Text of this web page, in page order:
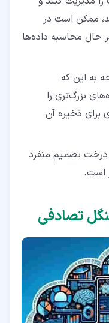
ممکن است در
حال محاسبه داده‌ها
به این‌ که
بزرگ‌تری را
برای ذخیره آن
تصمیم منفرد
است.